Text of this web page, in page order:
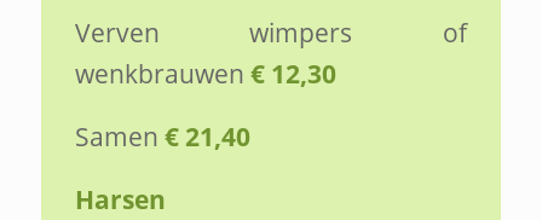
Verven wimpers of
wenkbrauwen€ 12,30
Samen€ 21,40
Harsen